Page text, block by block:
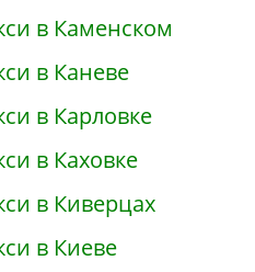
в Каменском
в Каневе
в Карловке
в Каховке
в Киверцах
в Киеве